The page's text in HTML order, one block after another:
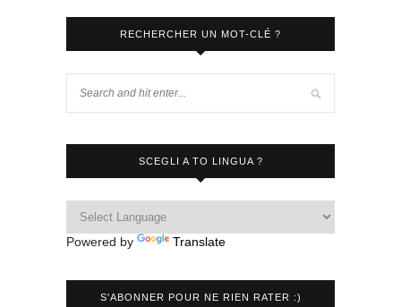
RECHERCHER UN MOT-CLÉ ?
SCEGLI A TO LINGUA ?
Powered by Translate
S'ABONNER POUR NE RIEN RATER :)